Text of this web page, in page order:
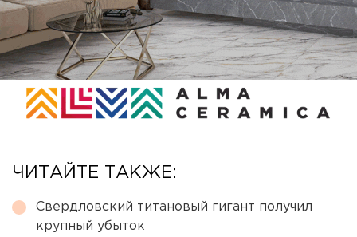
ЧИТАЙТЕ ТАКЖЕ:
Свердловский титановый гигант получил
крупный убыток